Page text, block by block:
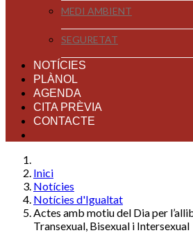
MEDI AMBIENT
SEGURETAT
NOTÍCIES
PLÀNOL
AGENDA
CITA PRÈVIA
CONTACTE
Inici
Notícies
Notícies d'Igualtat
Actes amb motiu del Dia per
Transexual, Bisexual i Intersexual